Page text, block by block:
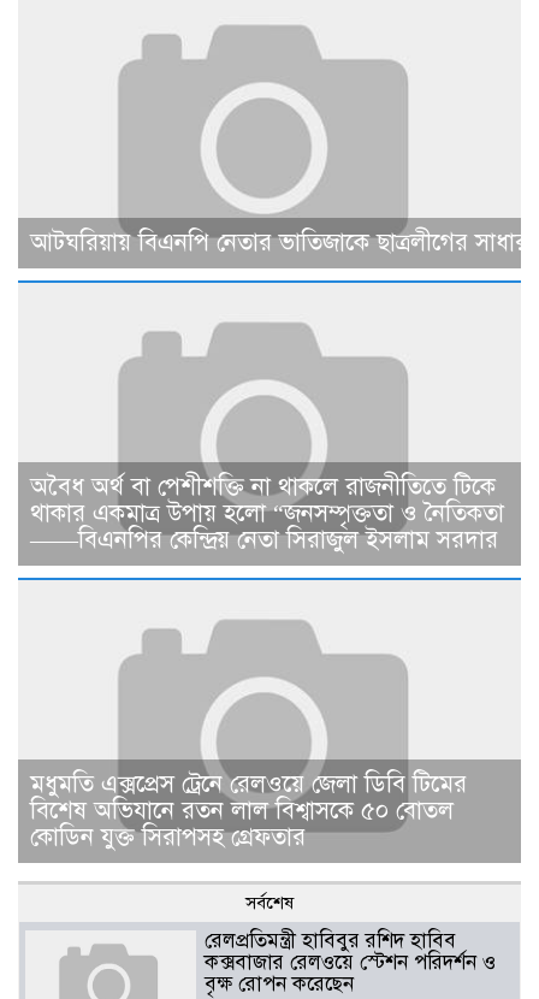
আটঘরিয়ায় বিএনপি নেতার ভাতিজাকে ছাত্রলীগের
​​অবৈধ অর্থ বা পেশীশক্তি না থাকলে রাজনীতিতে টিকে
থাকার একমাত্র উপায় হলো “জনসম্পৃক্ততা ও নৈতিকতা
——বিএনপির কেন্দ্রিয় নেতা সিরাজুল ইসলাম সরদার
মধুমতি এক্সপ্রেস ট্রেনে রেলওয়ে জেলা ডিবি টিমের
বিশেষ অভিযানে রতন লাল বিশ্বাসকে ৫০ বোতল
কোডিন যুক্ত সিরাপসহ গ্রেফতার
সর্বশেষ
রেলপ্রতিমন্ত্রী হাবিবুর রশিদ হাবিব
কক্সবাজার রেলওয়ে স্টেশন পরিদর্শন ও
বৃক্ষ রোপন করেছেন